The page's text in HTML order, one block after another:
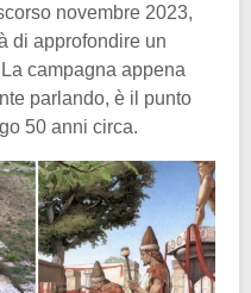
novembre 2023,
di approfondire un
campagna appena
parlando, è il punto
50 anni circa.